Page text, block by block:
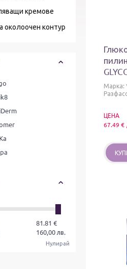
кремове
околоочен контур
81.81 €
160,00лв.
Нулирай
Марка:
ЦЕНА
67.49 €